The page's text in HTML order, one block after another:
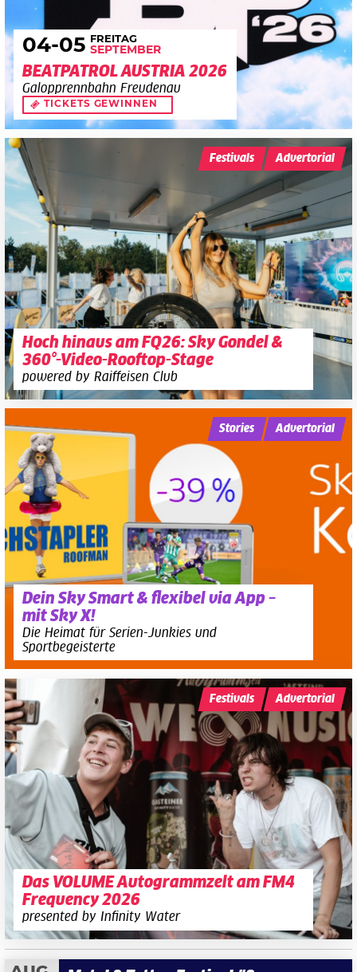
04-05 FREITAG
SEPTEMBER
BEATPATROL AUSTRIA 2026
Galopprennbahn Freudenau
TICKETS GEWINNEN
Hoch hinaus am FQ26: Sky Gondel &
360°-Video-Rooftop-Stage
powered by Raiffeisen Club
Festivals Advertorial
Dein Sky Smart & flexibel via App –
mit Sky X!
Die Heimat für Serien-Junkies und
Sportbegeisterte
Stories Advertorial
Das VOLUME Autogrammzelt am FM4
Frequency 2026
presented by Infinity Water
Festivals Advertorial